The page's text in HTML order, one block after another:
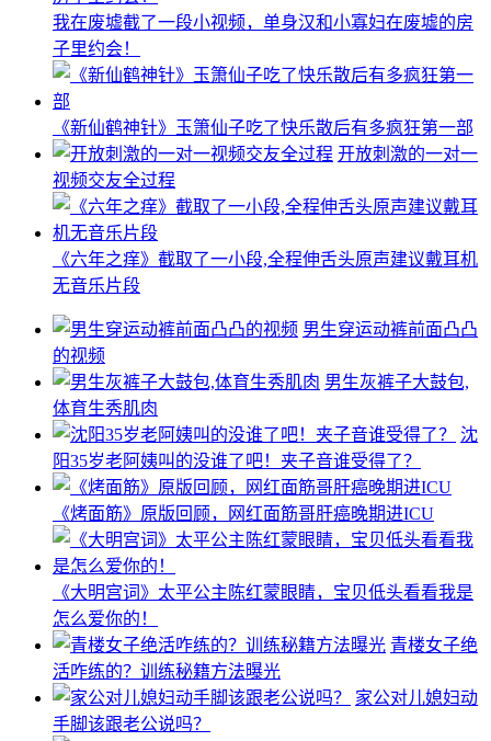
我在废墟截了一段小视频，单身汉和小寡妇在废墟的房
子里约会！
《新仙鹤神针》玉箫仙子吃了快乐散后有多疯狂第一部
开放刺激的一对一
视频交友全过程
《六年之痒》截取了一小段,全程伸舌头原声建议戴耳机
无音乐片段
男生穿运动裤前面凸凸
的视频
男生灰裤子大鼓包,
体育生秀肌肉
沈
阳35岁老阿姨叫的没谁了吧！夹子音谁受得了？
《烤面筋》原版回顾，网红面筋哥肝癌晚期进ICU
《大明宫词》太平公主陈红蒙眼睛，宝贝低头看看我是
怎么爱你的！
青楼女子绝
活咋练的？训练秘籍方法曝光
家公对儿媳妇动
手脚该跟老公说吗？